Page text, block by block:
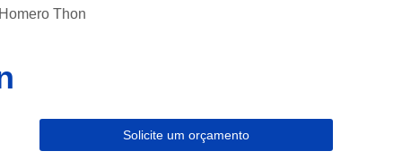
Caminhões com Muncks para Alocações
Caminhões com Munck para Aluguel
Thon
Solicite um orçamento